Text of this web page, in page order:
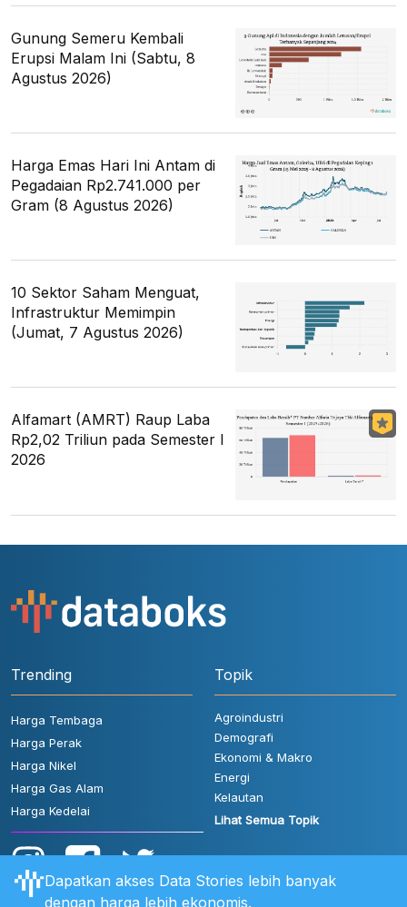
Gunung Semeru Kembali
Erupsi Malam Ini (Sabtu, 8
Agustus 2026)
Harga Emas Hari Ini Antam di
Pegadaian Rp2.741.000 per
Gram (8 Agustus 2026)
10 Sektor Saham Menguat,
Infrastruktur Memimpin
(Jumat, 7 Agustus 2026)
Alfamart (AMRT) Raup Laba
Rp2,02 Triliun pada Semester I
2026
Trending
Harga Tembaga
Harga Perak
Harga Nikel
Harga Gas Alam
Harga Kedelai
Topik
Agroindustri
Demografi
Ekonomi & Makro
Energi
Kelautan
Lihat Semua Topik
Dapatkan akses Data Stories lebih banyak
dengan harga lebih ekonomis.